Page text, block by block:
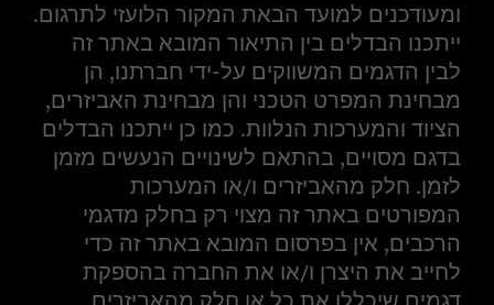
ומעודכנים למועד הבאת המקור הלועזי לתרגום.
ייתכנו הבדלים בין התיאור המובא באתר זה
לבין הדגמים המשווקים על-ידי חברתנו, הן
מבחינת המפרט הטכני והן מבחינת האביזרים,
הציוד והמערכות הנלוות. כמו כן ייתכנו הבדלים
בדגם מסויים, בהתאם לשינויים הנעשים מזמן
לזמן. חלק מהאביזרים ו/או המערכות
המפורטים באתר זה מצוי רק בחלק מדגמי
הרכבים, אין בפרסום המובא באתר זה כדי
לחייב את היצרן ו/או את החברה בהספקת